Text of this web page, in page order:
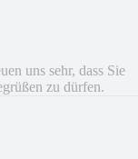
uns sehr, dass Sie
zu dürfen.